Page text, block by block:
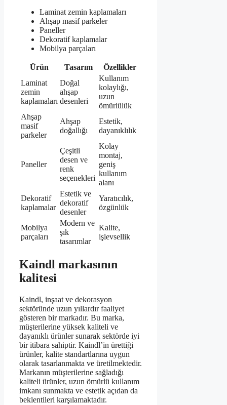
Laminat zemin kaplamaları
Ahşap masif parkeler
Paneller
Dekoratif kaplamalar
Mobilya parçaları
Ürün Tasarım
Özellikler
Laminat
zemin
kaplamaları
Doğal
ahşap
desenleri
Kullanım
kolaylığı,
uzun
ömürlülük
Ahşap
masif
parkeler
Ahşap
doğallığı
Estetik,
dayanıklılık
Paneller
Çeşitli
desen ve
renk
seçenekleri
Kolay
montaj,
geniş
kullanım
alanı
Dekoratif
kaplamalar
Estetik ve
dekoratif
desenler
Yaratıcılık,
özgünlük
Mobilya
parçaları
Modern ve
şık
tasarımlar
Kalite,
işlevsellik
Kaindl markasının
kalitesi
Kaindl, inşaat ve dekorasyon
sektöründe uzun yıllardır faaliyet
gösteren bir markadır. Bu marka,
müşterilerine yüksek kaliteli ve
dayanıklı ürünler sunarak sektörde iyi
bir itibara sahiptir. Kaindl’in ürettiği
ürünler, kalite standartlarına uygun
olarak tasarlanmakta ve üretilmektedir.
Markanın müşterilerine sağladığı
kaliteli ürünler, uzun ömürlü kullanım
imkanı sunmakta ve estetik açıdan da
beklentileri karşılamaktadır.